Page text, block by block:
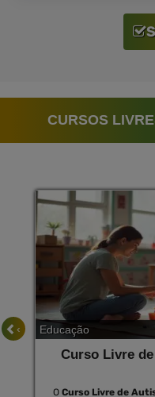
CURSOS
Educação
Curso Livre
O Curso Livre de
‹